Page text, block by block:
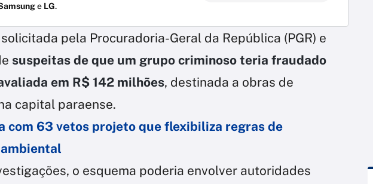
e LG.
pela Procuradoria-Geral da República (PGR) e
suspeitas de que um grupo criminoso teria fraudado
em R$ 142 milhões, destinada a obras de
capital paraense.
com 63 vetos projeto que flexibiliza regras de
o esquema poderia envolver autoridades